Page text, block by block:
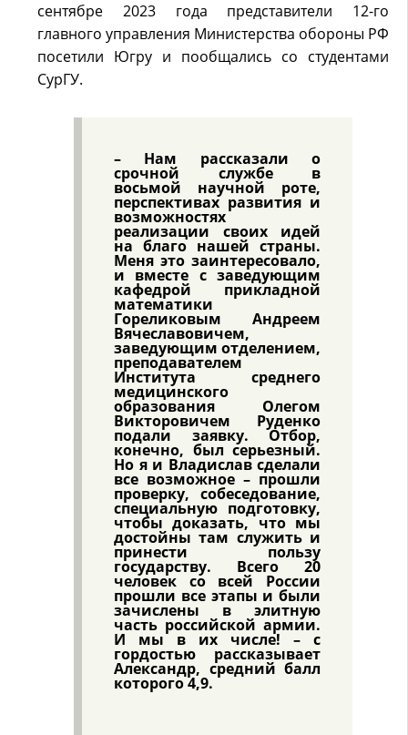
сентябре 2023 года представители 12-го
главного управления Министерства обороны РФ
посетили Югру и пообщались со студентами
СурГУ.
– Нам рассказали о
срочной службе в
восьмой научной роте,
перспективах развития и
возможностях
реализации своих идей
на благо нашей страны.
Меня это заинтересовало,
и вместе с заведующим
кафедрой прикладной
математики
Гореликовым Андреем
Вячеславовичем,
заведующим отделением,
преподавателем
Института среднего
медицинского
образования Олегом
Викторовичем Руденко
подали заявку. Отбор,
конечно, был серьезный.
Но я и Владислав сделали
все возможное – прошли
проверку, собеседование,
специальную подготовку,
чтобы доказать, что мы
достойны там служить и
принести пользу
государству. Всего 20
человек со всей России
прошли все этапы и были
зачислены в элитную
часть российской армии.
И мы в их числе! – с
гордостью рассказывает
Александр, средний балл
которого 4,9.